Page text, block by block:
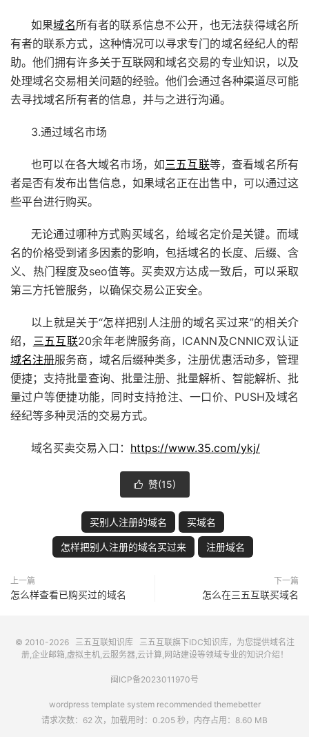
如果域名所有者的联系信息不公开，也无法获得域名所
有者的联系方式，这种情况可以寻求专门的域名经纪人的帮
助。他们拥有许多关于互联网和域名交易的专业知识，以及
处理域名交易相关问题的经验。他们会通过各种渠道尽可能
去寻找域名所有者的信息，并与之进行沟通。
3.通过域名市场
也可以在各大域名市场，如三五互联等，查看域名所有
者是否有发布出售信息，如果域名正在出售中，可以通过这
些平台进行购买。
无论通过哪种方式购买域名，给域名定价是关键。而域
名的价格受到诸多因素的影响，包括域名的长度、后缀、含
义、热门程度及seo值等。买卖双方达成一致后，可以采取
第三方托管服务，以确保交易公正安全。
以上就是关于“怎样把别人注册的域名买过来”的相关介
绍，
三五互联20余年老牌服务商，ICANN及CNNIC双认证
域名注册服务商，域名后缀种类多，注册优惠活动多，管理
便捷；支持批量查询、批量注册、批量解析、智能解析、批
量过户等便捷功能，同时支持抢注、一口价、PUSH及域名
经纪等多种灵活的交易方式。
域名买卖交易入口： https://www.35.com/ykj/
 赞(15)
买别人注册的域名 买域名
怎样把别人注册的域名买过来 注册域名
上一篇
怎么样查看已购买过的域名
下一篇
怎么在三五互联买域名
© 2010-2026 三五互联知识库 三五互联旗下IDC知识库，为您提供域名注
册,企业邮箱,虚拟主机,云服务器,云计算,网站建设等领域专业的知识介绍！
闽ICP备2023011970号
wordpress template system recommended themebetter
请求次数：62 次，加载用时：0.205 秒，内存占用：8.60 MB